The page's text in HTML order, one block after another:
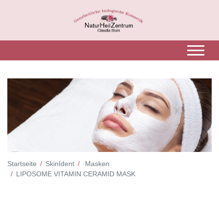
Startseite SkinIdent
Masken
LIPOSOME VITAMIN CERAMID MASK